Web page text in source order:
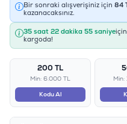
Bir sonraki alışverişiniz için 84
kazanacaksınız.
35 saat 22 dakika 55 saniye
kargoda!
200 TL
Min: 6.000 TL
Kodu Al
Min: